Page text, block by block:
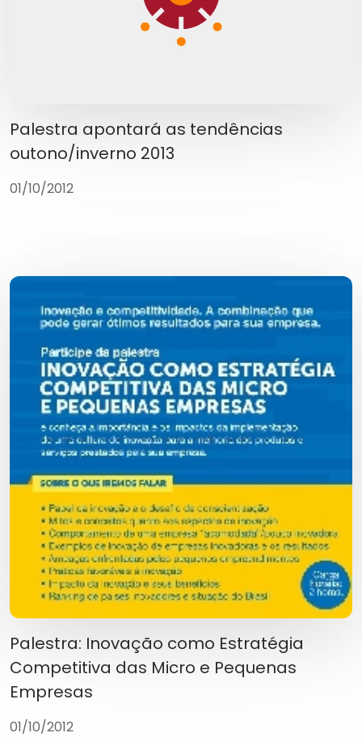
Palestra apontará as tendências
outono/inverno 2013
01/10/2012
Palestra: Inovação como Estratégia
Competitiva das Micro e Pequenas
Empresas
01/10/2012